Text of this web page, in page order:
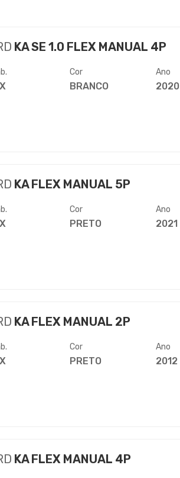
KA SE 1.0 FLEX MANUAL 4P
Cor
BRANCO
Ano
2020
KA FLEX MANUAL 5P
Cor
PRETO
Ano
2021
KA FLEX MANUAL 2P
Cor
PRETO
Ano
2012
KA FLEX MANUAL 4P